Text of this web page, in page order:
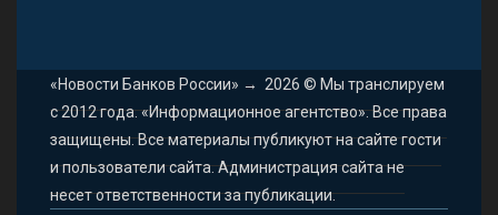
«Новости Банков России» → 2026 © Мы транслируем
с 2012 года. «Информационное агентство». Все права
защищены. Все материалы публикуют на сайте гости
и пользователи сайта. Администрация сайта не
несет ответственности за публикации.